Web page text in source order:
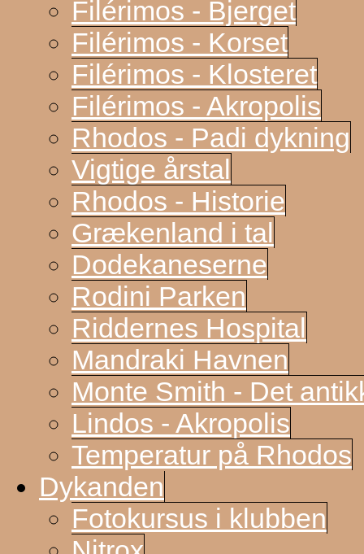
Filérimos - Bjerget
Filérimos - Korset
Filérimos - Klosteret
Filérimos - Akropolis
Rhodos - Padi dykning
Vigtige årstal
Rhodos - Historie
Grækenland i tal
Dodekaneserne
Rodini Parken
Riddernes Hospital
Mandraki Havnen
Monte Smith - Det
Lindos - Akropolis
Temperatur på Rhodos
Dykanden
Fotokursus i klubben